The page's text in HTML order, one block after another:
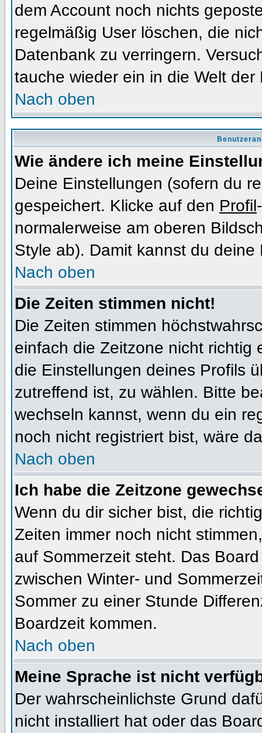
dem Account noch nichts
regelmäßig User löschen, die
Datenbank zu verringern.
tauche wieder ein in die Welt der
Nach oben
Wie ändere ich meine
Deine Einstellungen (sofern du
gespeichert. Klicke auf den Profil
normalerweise am oberen
Style ab). Damit kannst du
Nach oben
Die Zeiten stimmen nicht!
Die Zeiten stimmen
einfach die Zeitzone nicht richtig
die Einstellungen deines Profils
zutreffend ist, zu wählen. Bitte
wechseln kannst, wenn du ein
noch nicht registriert bist, wäre
Nach oben
Ich habe die Zeitzone
Wenn du dir sicher bist, die
Zeiten immer noch nicht
auf Sommerzeit steht. Das
zwischen Winter- und
Sommer zu einer Stunde
Boardzeit kommen.
Nach oben
Meine Sprache ist nicht
Der wahrscheinlichste Grund
nicht installiert hat oder das